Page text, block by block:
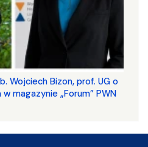
Wojciech Bizon, prof. UG o
magazynie „Forum” PWN